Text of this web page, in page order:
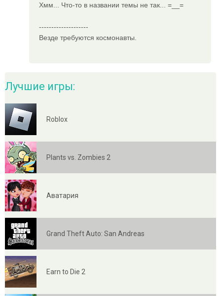
Xмм... Что-то в названии темы не так... =__=
--------------------
Везде требуются космонавты.
Лучшие игры:
Roblox
Plants vs. Zombies 2
Аватария
Grand Theft Auto: San Andreas
Earn to Die 2